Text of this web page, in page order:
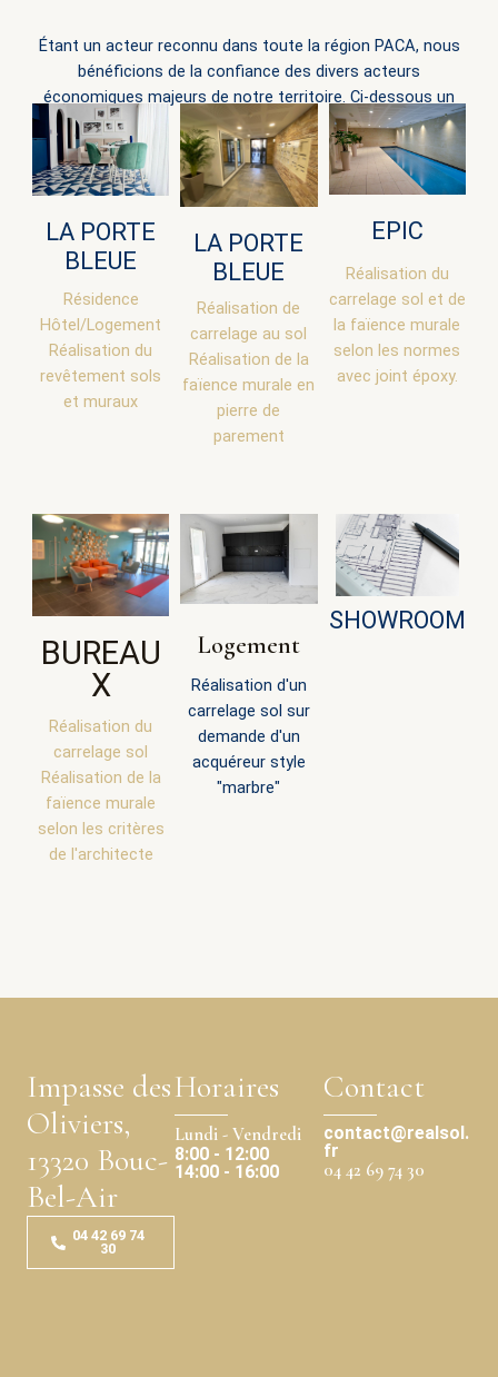
Étant un acteur reconnu dans toute la région PACA, nous
bénéficions de la confiance des divers acteurs
économiques majeurs de notre territoire. Ci-dessous un
aperçu.
LA PORTE
BLEUE
Résidence
Hôtel/Logement
Réalisation du
revêtement sols
et muraux
LA PORTE
BLEUE
Réalisation de
carrelage au sol
Réalisation de la
faïence murale en
pierre de
parement
EPIC
Réalisation du
carrelage sol et de
la faïence murale
selon les normes
avec joint époxy.
BUREAU
X
Réalisation du
carrelage sol
Réalisation de la
faïence murale
selon les critères
de l'architecte
Logement
Réalisation d'un
carrelage sol sur
demande d'un
acquéreur style
"marbre"
SHOWROOM
Impasse des
Oliviers,
13320 Bouc-
Bel-Air
04 42 69 74
30
Horaires
Lundi - Vendredi
8:00 - 12:00
14:00 - 16:00
Contact
contact@realsol.
fr
04 42 69 74 30